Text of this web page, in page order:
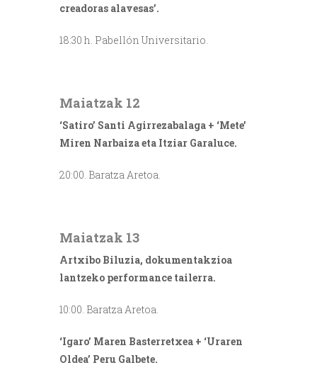
creadoras alavesas’.
18:30 h. Pabellón Universitario.
Maiatzak 12
‘Satiro’ Santi Agirrezabalaga + ‘Mete’
Miren Narbaiza eta Itziar Garaluce.
20:00. Baratza Aretoa.
Maiatzak 13
Artxibo Biluzia, dokumentakzioa
lantzeko performance tailerra.
10:00. Baratza Aretoa.
‘Igaro’ Maren Basterretxea + ‘Uraren
Oldea’ Peru Galbete.